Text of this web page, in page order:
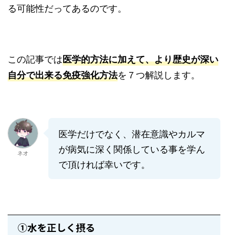
る可能性だってあるのです。
この記事では医学的方法に加えて、より歴史が深い
自分で出来る免疫強化方法を７つ解説します。
ネオ
医学だけでなく、潜在意識やカルマ
が病気に深く関係している事を学ん
で頂ければ幸いです。
①水を正しく摂る